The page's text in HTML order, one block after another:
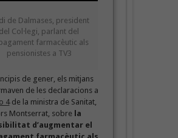
de Dalmases, president
del Col·legi, parlant del
farmacèutic als
pensionistes a TV3
de gener, els mitjans
de les declaracions a
4de la ministra de Sanitat,
Montserrat, sobre la
d’augmentar el